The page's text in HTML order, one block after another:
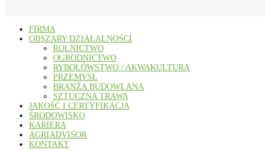
FIRMA
OBSZARY DZIAŁALNOŚCI
ROLNICTWO
OGRODNICTWO
RYBOŁÓWSTWO / AKWAKULTURA
PRZEMYSŁ
BRANŻA BUDOWLANA
SZTUCZNA TRAWA
JAKOŚĆ I CERTYFIKACJA
ŚRODOWISKO
KARIERA
AGRIADVISOR
KONTAKT